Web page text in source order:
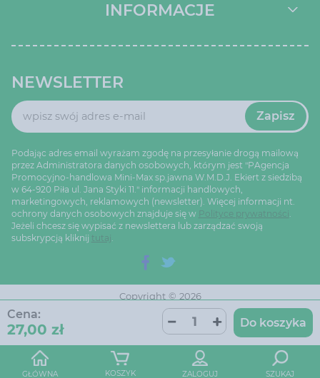
GŁÓWNA KOSZYK ZALOGUJ SZUKAJ
Cena:
27,00 zł Do koszyka
INFORMACJE
NEWSLETTER
Zapisz
Podając adres email wyrażam zgodę na przesyłanie drogą mailową
przez Administratora danych osobowych, którym jest "PAgencja
Promocyjno-handlowa Mini-Max sp.jawna W.M.D.J. Ekiert z siedzibą
w 64-920 Piła ul. Jana Styki 11." informacji handlowych,
marketingowych, reklamowych (newsletter). Więcej informacji nt.
ochrony danych osobowych znajduje się w Polityce prywatności
Jeżeli chcesz się wypisać z newslettera lub zarządzać swoją
subskrypcją kliknij tutaj
Copyright © 2026
Oprogramowanie sklepu:
AptusShop
Projekt i strony:Aptus.pl